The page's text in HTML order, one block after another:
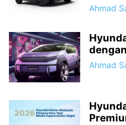
Ahmad
Ahmad